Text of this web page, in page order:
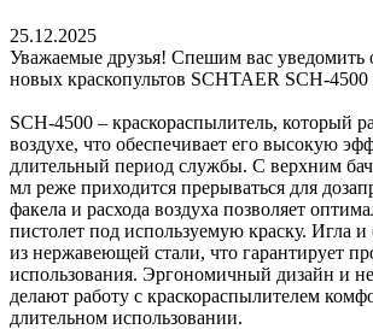
25.12.2025
Уважаемые друзья! Спешим вас уведомить
новых краскопультов SCHTAER SCH-4500
SCH-4500 – краскораспылитель, который
воздухе, что обеспечивает его высокую
длительный период службы. С верхним
мл реже приходится прерываться для
факела и расхода воздуха позволяет
пистолет под используемую краску. Игла
из нержавеющей стали, что гарантирует
использования. Эргономичный дизайн и
делают работу с краскораспылителем
длительном использовании.